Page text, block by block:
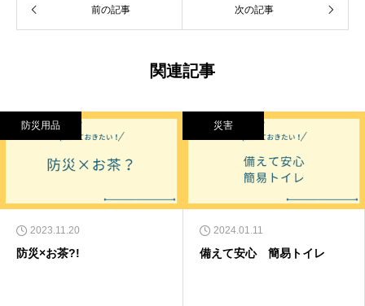
前の記事 次の記事
関連記事
防災用品
2023.11.20
防災×お茶?!
災害
2024.01.11
備えて安心 簡易トイレ